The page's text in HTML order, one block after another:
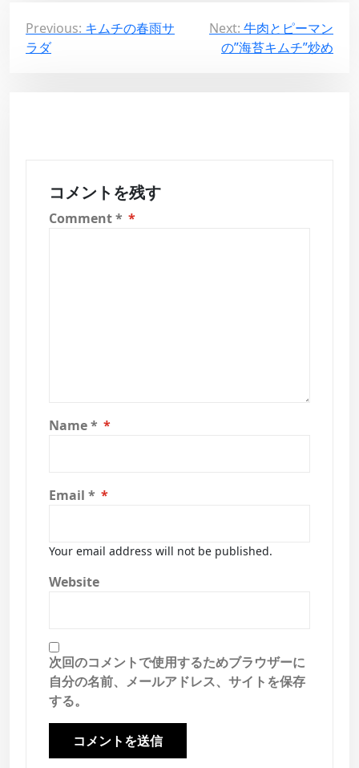
投
稿
Previous: キムチの春雨サ
ラダ
Next: 牛肉とピーマン
の”海苔キムチ”炒め
コメントを残す
Comment*
Name*
Email *
Your email address will not be published.
Website
次回のコメントで使用するためブラウザーに
自分の名前、メールアドレス、サイトを保存
する。